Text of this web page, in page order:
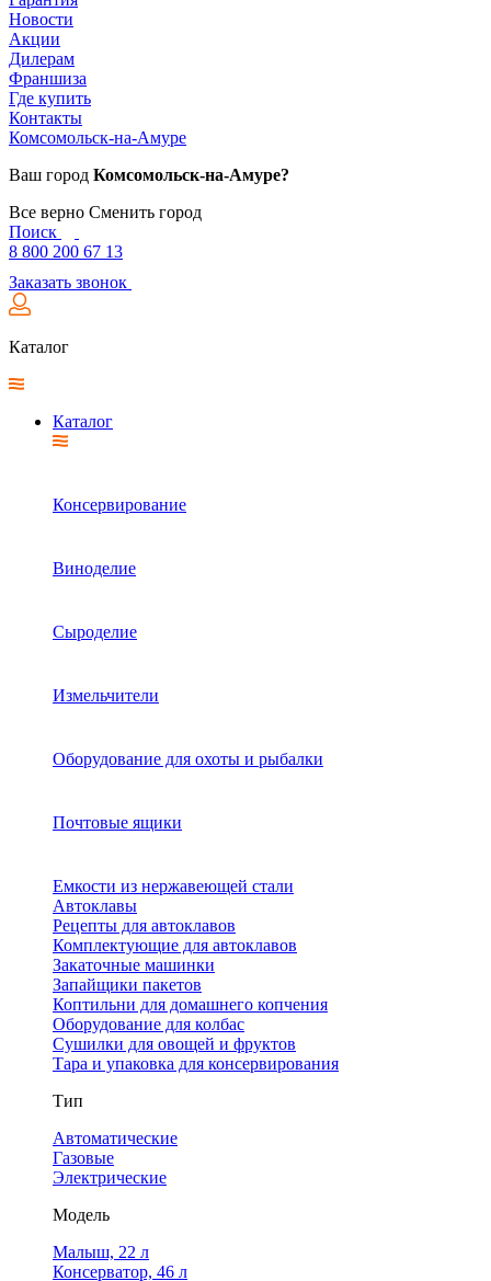
Новости
Акции
Дилерам
Франшиза
Где купить
Контакты
Комсомольск-на-Амуре
Ваш город Комсомольск-на-Амуре?
Все верно Сменить город
Поиск
8 800 200 67 13
Заказать звонок
Каталог
Каталог
Консервирование
Виноделие
Сыроделие
Измельчители
Оборудование для охоты и рыбалки
Почтовые ящики
Емкости из нержавеющей стали
Автоклавы
Рецепты для автоклавов
Комплектующие для автоклавов
Закаточные машинки
Запайщики пакетов
Коптильни для домашнего копчения
Оборудование для колбас
Сушилки для овощей и фруктов
Тара и упаковка для консервирования
Тип
Автоматические
Газовые
Электрические
Модель
Малыш, 22 л
Консерватор, 46 л